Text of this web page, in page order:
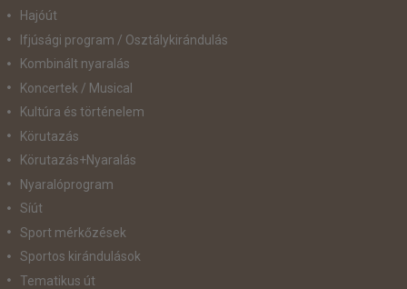
Hajóút
Ifjúsági program / Osztálykirándulás
Kombinált nyaralás
Koncertek / Musical
Kultúra és történelem
Körutazás
Körutazás+Nyaralás
Nyaralóprogram
Síút
Sport mérkőzések
Sportos kirándulások
Tematikus út